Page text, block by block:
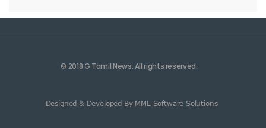
© 2018 G Tamil News. All rights reserved.
Designed & Developed By MML Software Solutions